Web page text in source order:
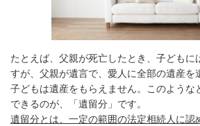
たとえば、父親が死亡したとき、子どもに
すが、父親が遺言で、愛人に全部の遺産を
子どもは遺産をもらえません。このような
できるのが、「遺留分」です。
遺留分とは、一定の範囲の法定相続人に認